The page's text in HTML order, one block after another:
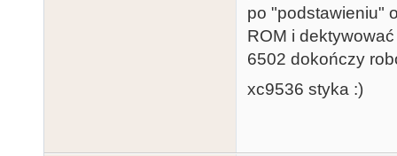
po "podstawieniu"
ROM i
6502 dokończy
xc9536 styka :)